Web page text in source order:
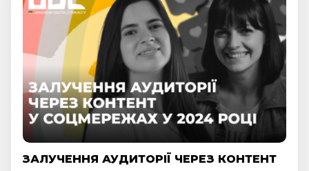
ЗАЛУЧЕННЯ АУДИТОРІЇ ЧЕРЕЗ КОНТЕНТ